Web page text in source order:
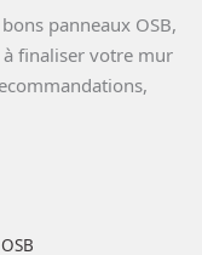
panneaux OSB,
finaliser votre mur